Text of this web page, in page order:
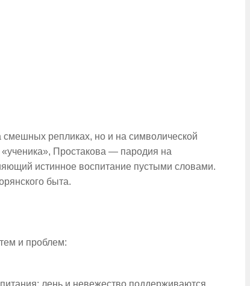
смешных репликах, но и на символической
Простакова — пародия на
истинное воспитание пустыми словами.
быта.
и проблем: